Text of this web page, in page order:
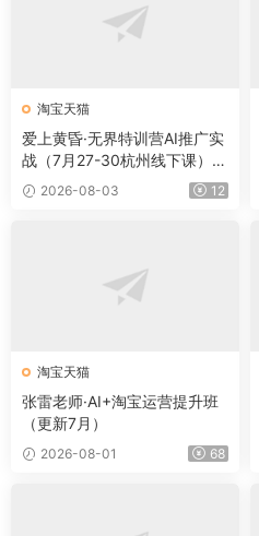
淘宝天猫
爱上黄昏·无界特训营AI推广实
战（7月27-30杭州线下课）
【音频+字幕+pdf】
2026-08-03 12
淘宝天猫
张雷老师·AI+淘宝运营提升班
（更新7月）
2026-08-01 68